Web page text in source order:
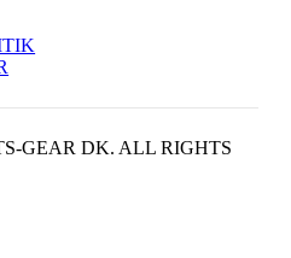
GEAR DK. ALL RIGHTS